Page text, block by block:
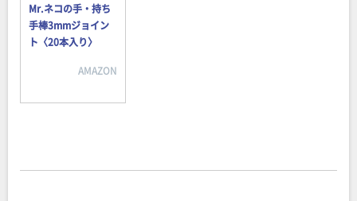
Mr.ネコの手・持ち
手棒3mmジョイン
ト〈20本入り〉
AMAZON